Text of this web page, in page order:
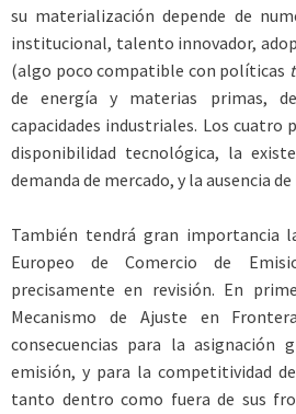
su materialización depende de
institucional, talento innovador,
(algo poco compatible con políticas
de energía y materias primas,
capacidades industriales. Los cuatro
disponibilidad tecnológica, la
demanda de mercado, y la ausencia
También tendrá gran importancia
Europeo de Comercio de
precisamente en revisión. En
Mecanismo de Ajuste en
consecuencias para la asignación
emisión, y para la competitividad
tanto dentro como fuera de sus